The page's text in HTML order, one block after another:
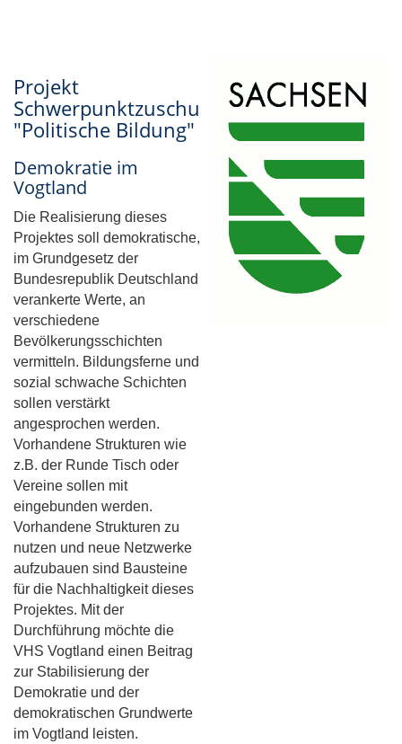
Projekt
Schwerpunktzuschuss
"Politische Bildung"
Demokratie im
Vogtland
Die Realisierung dieses
Projektes soll demokratische,
im Grundgesetz der
Bundesrepublik Deutschland
verankerte Werte, an
verschiedene
Bevölkerungsschichten
vermitteln. Bildungsferne und
sozial schwache Schichten
sollen verstärkt
angesprochen werden.
Vorhandene Strukturen wie
z.B. der Runde Tisch oder
Vereine sollen mit
eingebunden werden.
Vorhandene Strukturen zu
nutzen und neue Netzwerke
aufzubauen sind Bausteine
für die Nachhaltigkeit dieses
Projektes. Mit der
Durchführung möchte die
VHS Vogtland einen Beitrag
zur Stabilisierung der
Demokratie und der
demokratischen Grundwerte
im Vogtland leisten.